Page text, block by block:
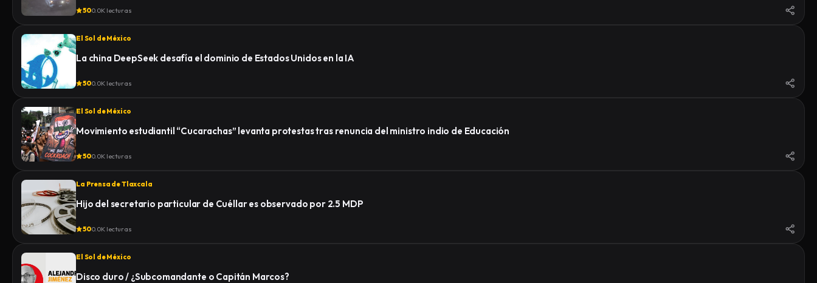
500.0K lecturas
El Sol de México
La china DeepSeek desafía el dominio de Estados Unidos en la IA
500.0K lecturas
El Sol de México
Movimiento estudiantil “Cucarachas” levanta protestas tras renuncia del ministro indio de Educación
500.0K lecturas
La Prensa de Tlaxcala
Hijo del secretario particular de Cuéllar es observado por 2.5 MDP
500.0K lecturas
El Sol de México
Disco duro / ¿Subcomandante o Capitán Marcos?